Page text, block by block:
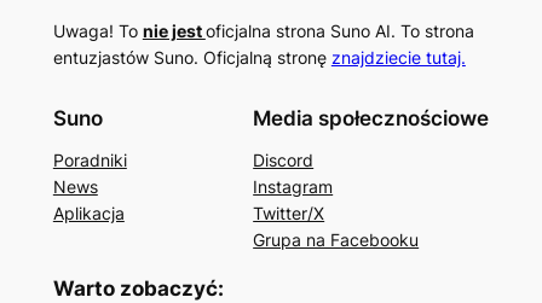
Uwaga! To nie jestoficjalna strona Suno AI. To strona
entuzjastów Suno. Oficjalną stronę znajdziecie tutaj.
Suno
Poradniki
News
Aplikacja
Media społecznościowe
Discord
Instagram
Twitter/X
Grupa na Facebooku
Warto zobaczyć: